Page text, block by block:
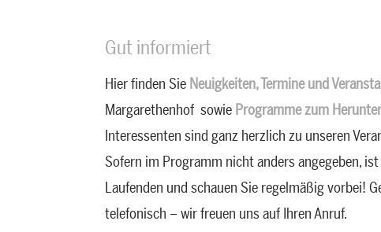
Gut informiert
Hier finden Sie Neuigkeiten, Termine und
Margarethenhof sowie Programme zum
Interessenten sind ganz herzlich zu unseren
Sofern im Programm nicht anders angegeben,
Laufenden und schauen Sie regelmäßig vorbei!
telefonisch – wir freuen uns auf Ihren Anruf.